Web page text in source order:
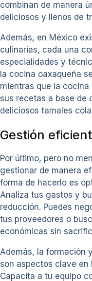
combinan de manera
deliciosos y llenos de
Además, en México
culinarias, cada una
especialidades y
la cocina oaxaqueña
mientras que la
sus recetas a base de
deliciosos tamales
Gestión
Por último, pero no
gestionar de manera
forma de hacerlo es
Analiza tus gastos y
reducción. Puedes
tus proveedores o
económicas sin
Además, la formación
son aspectos clave en
Capacita a tu equipo